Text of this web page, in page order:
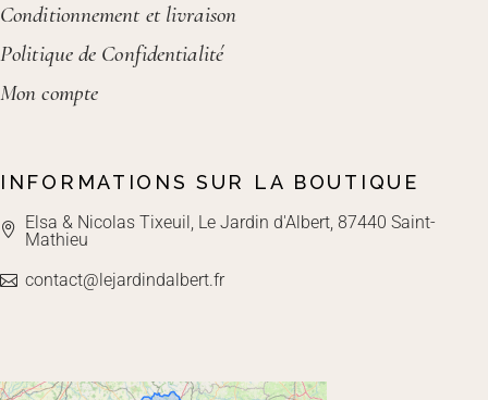
Conditionnement et livraison
Politique de Confidentialité
Mon compte
INFORMATIONS SUR LA BOUTIQUE
Elsa & Nicolas Tixeuil, Le Jardin d'Albert, 87440 Saint-
Mathieu
contact@lejardindalbert.fr